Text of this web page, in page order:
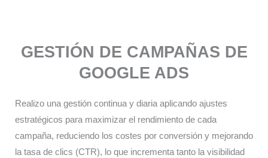
GESTIÓN DE CAMPAÑAS DE
GOOGLE ADS
Realizo una gestión continua y diaria aplicando ajustes
estratégicos para maximizar el rendimiento de cada
campaña, reduciendo los costes por conversión y mejorando
la tasa de clics (CTR), lo que incrementa tanto la visibilidad